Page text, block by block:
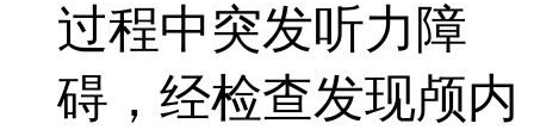
过程中突发听力障
碍，经检查发现颅内